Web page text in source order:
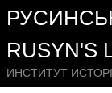
RUSYN'S
ИНСТИТУТ